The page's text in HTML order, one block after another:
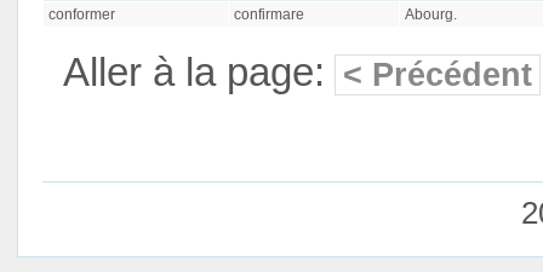
conformer
confirmare Abourg.
Aller à la page: < Précédent